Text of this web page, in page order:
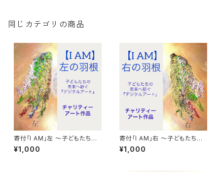
同じカテゴリの商品
寄付「I AM」左 〜子どもたちの
未来へ紡ぐ「デジタル・オーラア
ート」
¥1,000
寄付「I AM」右 〜子どもたちの
未来へ紡ぐ「デジタル・オーラア
ート」
¥1,000